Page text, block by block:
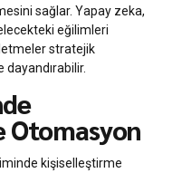
sağlar. Yapay zeka,
eğilimleri
stratejik
Otomasyon
kişiselleştirme